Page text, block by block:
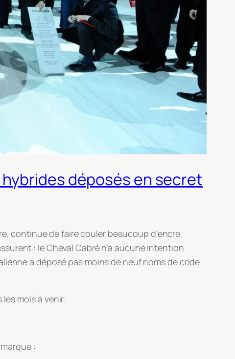
déposés en secret
continue de faire couler beaucoup d’encre,
: le Cheval Cabré n’a aucune intention
a déposé pas moins de neuf noms de code
mois à venir.
: